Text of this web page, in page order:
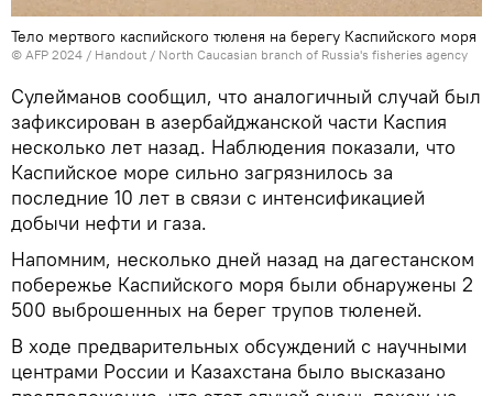
Тело мертвого каспийского тюленя на берегу Каспийского моря
© AFP 2024 / Handout / North Caucasian branch of Russia's fisheries agency
Сулейманов сообщил, что аналогичный случай был
зафиксирован в азербайджанской части Каспия
несколько лет назад. Наблюдения показали, что
Каспийское море сильно загрязнилось за
последние 10 лет в связи с интенсификацией
добычи нефти и газа.
Напомним, несколько дней назад на дагестанском
побережье Каспийского моря были обнаружены 2
500 выброшенных на берег трупов тюленей.
В ходе предварительных обсуждений с научными
центрами России и Казахстана было высказано